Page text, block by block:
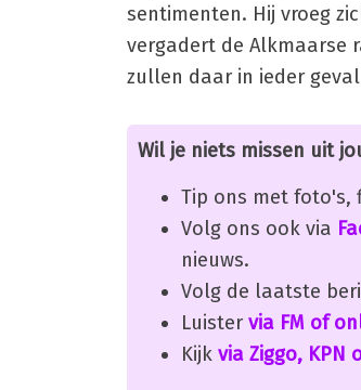
sentimenten. Hij vroeg
vergadert de Alkmaarse
zullen daar in ieder
Wil je niets missen uit
Tip ons met foto's,
Volg ons ook via
nieuws.
Volg de laatste
Luister via FM of
Kijk via Ziggo, KPN